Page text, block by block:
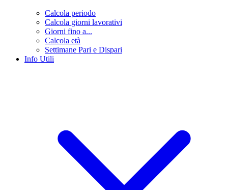
Calcola periodo
Calcola giorni lavorativi
Giorni fino a...
Calcola età
Settimane Pari e Dispari
Info Utili